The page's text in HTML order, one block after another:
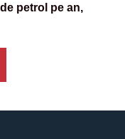
petrol pe an,